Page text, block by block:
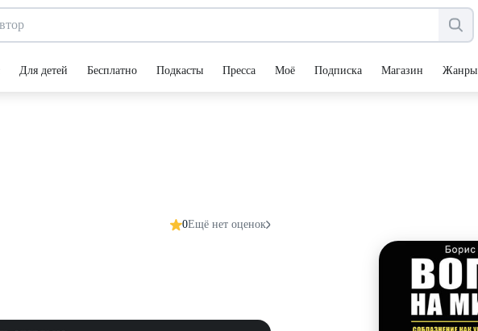
Для детей Бесплатно Подкасты Пресса Моё Подписка Магазин Жанры
0Ещё нет оценок